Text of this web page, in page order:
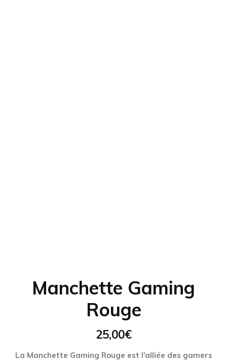
Manchette Gaming
Rouge
25,00€
La Manchette Gaming Rouge est l’alliée des gamers